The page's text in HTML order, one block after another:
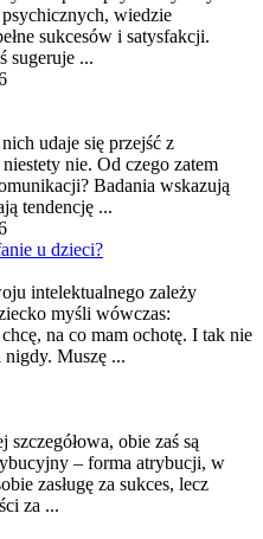
wiedzie
sukcesów i satysfakcji.
sugeruje ...
udaje się przejść z
nie. Od czego zatem
Badania wskazują
tendencję ...
u dzieci?
intelektualnego zależy
myśli wówczas:
na co mam ochotę. I tak nie
nigdy. Muszę ...
obie zaś są
– forma atrybucji, w
zasługę za sukces, lecz
za ...